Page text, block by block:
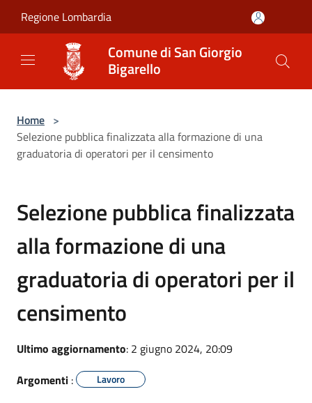
Regione Lombardia
Comune di San Giorgio
Bigarello
Home >
Selezione pubblica finalizzata alla formazione di una
graduatoria di operatori per il censimento
Selezione pubblica finalizzata
alla formazione di una
graduatoria di operatori per il
censimento
Ultimo aggiornamento: 2 giugno 2024, 20:09
Argomenti : Lavoro